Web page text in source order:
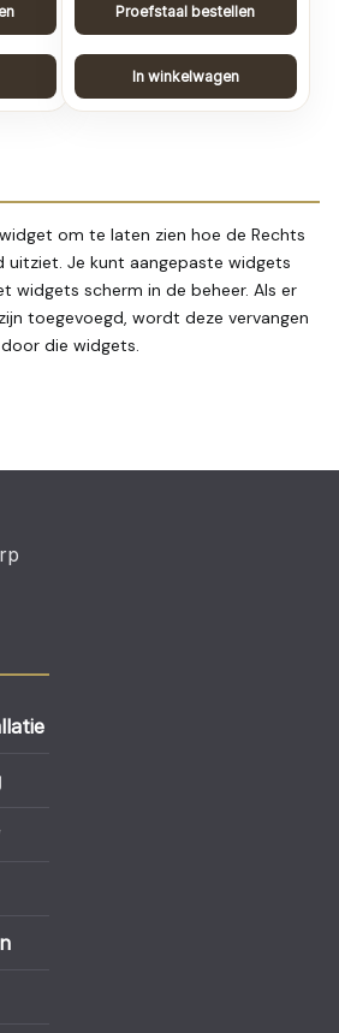
Proefstaal bestellen
In winkelwagen
om te laten zien hoe de Rechts
uitziet. Je kunt aangepaste widgets
widgets scherm in de beheer. Als er
toegevoegd, wordt deze vervangen
door die widgets.